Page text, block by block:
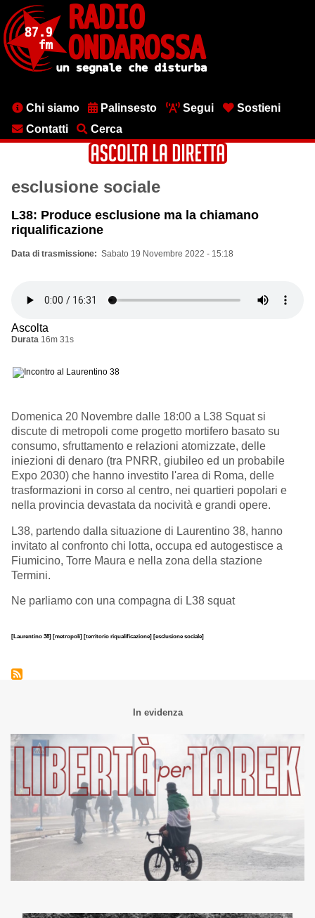
contenuto
principale
MenuChi siamo Palinsesto Segui
Sostieni
Contatti
Cerca
esclusione sociale
L38: Produce esclusione ma la chiamano
riqualificazione
Data di trasmissione Sabato 19 Novembre 2022 - 15:18
Ascolta
Durata 16m 31s
Domenica 20 Novembre dalle 18:00 a L38 Squat si
discute di metropoli come progetto mortifero basato su
consumo, sfruttamento e relazioni atomizzate, delle
iniezioni di denaro (tra PNRR, giubileo ed un probabile
Expo 2030) che hanno investito l'area di Roma, delle
trasformazioni in corso al centro, nei quartieri popolari e
nella provincia devastata da nocività e grandi opere.
L38, partendo dalla situazione di Laurentino 38, hanno
invitato al confronto chi lotta, occupa ed autogestisce a
Fiumicino, Torre Maura e nella zona della stazione
Termini.
Ne parliamo con una compagna di L38 squat
[Laurentino 38] [metropoli] [territorio riqualificazione] [esclusione sociale]
In evidenza